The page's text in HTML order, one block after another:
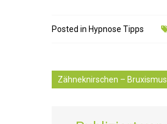
Posted in Hypnose Tipps
Zähneknirschen – Bruxismus